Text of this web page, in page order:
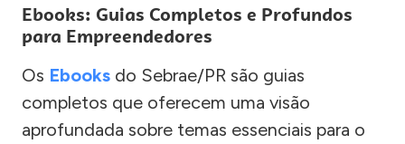
Ebooks: Guias Completos e Profundos
para Empreendedores
Os Ebooks do Sebrae/PR são guias
completos que oferecem uma visão
aprofundada sobre temas essenciais para o